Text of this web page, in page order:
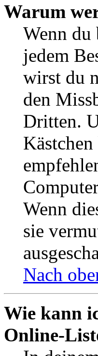
Warum
Wenn
jedem
wirst du
den
Dritten.
Wenn
sie
Nach
Wie kann
Online-